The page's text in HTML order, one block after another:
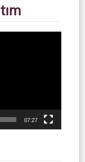
07:27